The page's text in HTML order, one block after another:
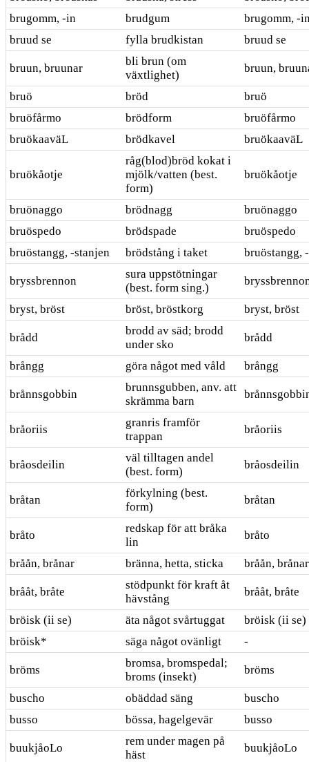
brugomm, -in
brudgum
brugomm, -
bruud se
fylla brudkistan bruud se
bruun, bruunar
bli brun (om
växtlighet)
bruun,
bruö bröd
bruö
bruöfårmo
brödform
bruöfårmo
bruökaaväL
brödkavel bruökaaväL
bruökåotje
råg(blod)bröd kokat i
mjölk/vatten (best.
form)
bruökåotje
bruönaggo brödnagg
bruönaggo
bruöspedo
brödspade
bruöspedo
bruöstangg, -stanjen
brödstång i taket bruöstangg,
bryssbrennon
sura uppstötningar
(best. form sing.)
bryst, bröst bröst, bröstkorg bryst, bröst
brådd
brodd av säd; brodd
under sko
brådd
brångg göra något med våld brångg
brånnsgobbin
brunnsgubben, anv. att
skrämma barn
bråoriis
granris framför
trappan
bråoriis
bråosdeilin
väl tilltagen andel
(best. form)
bråosdeilin
bråtan
förkylning (best.
form)
bråtan
bråto
redskap för att bråka
lin
bråto
bråån, brånar bränna, hetta, sticka bråån, brånar
brååt, bråte
stödpunkt för kraft åt
hävstång
brååt, bråte
bröisk (ii se) äta något svårtuggat
bröisk (ii se)
bröisk*
säga något ovänligt -
bröms
bromsa, bromspedal;
broms (insekt)
bröms
buscho obäddad säng
buscho
busso
bössa, hagelgevär busso
buukjåoLo
rem under magen på
häst
buukjåoLo